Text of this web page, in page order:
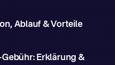
Ablauf & Vorteile
Erklärung &